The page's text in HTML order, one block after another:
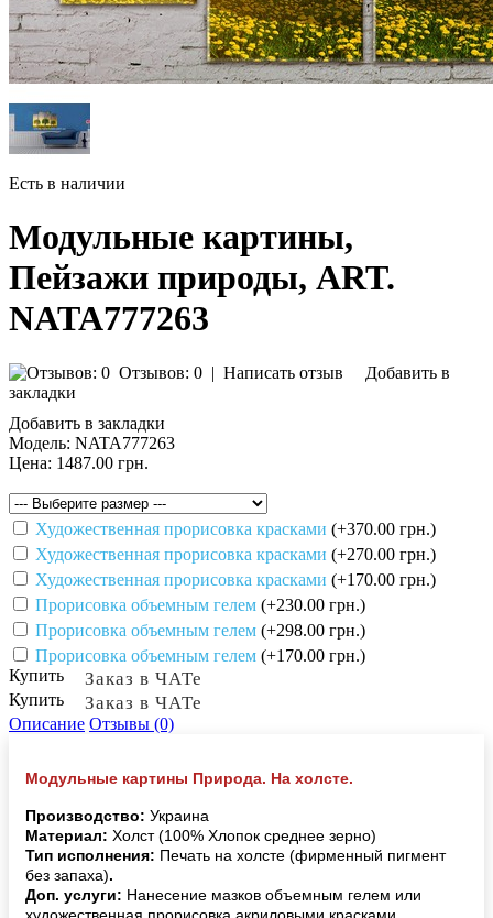
Есть в наличии
Модульные картины,
Пейзажи природы, ART.
NATA777263
Отзывов: 0 | Написать отзыв
Добавить в
закладки
Добавить в закладки
Модель: NATA777263
Цена: 1487.00 грн.
Художественная прорисовка красками (+370.00 грн.)
Художественная прорисовка красками (+270.00 грн.)
Художественная прорисовка красками (+170.00 грн.)
Прорисовка объемным гелем (+230.00 грн.)
Прорисовка объемным гелем (+298.00 грн.)
Прорисовка объемным гелем (+170.00 грн.)
Купить
Заказ в ЧАТе
Купить Заказ в ЧАТе
Описание Отзывы (0)
Модульные картины Природа. На холсте.
Производство: Украина
Материал: Холст (100% Хлопок среднее зерно)
Тип исполнения: Печать на холсте (фирменный пигмент
без запаха).
Доп. услуги: Нанесение мазков объемным гелем или